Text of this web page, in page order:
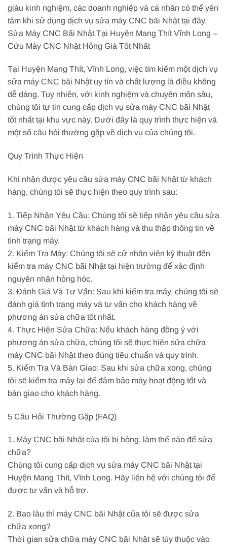
giàu kinh nghiệm, các doanh nghiệp và cá nhân có thể yên
tâm khi sử dụng dịch vụ sửa máy CNC bãi Nhật tại đây.
Sửa Máy CNC Bãi Nhật Tại Huyện Mang Thít Vĩnh Long –
Cứu Máy CNC Nhật Hỏng Giá Tốt Nhất
Tại Huyện Mang Thít, Vĩnh Long, việc tìm kiếm một dịch vụ
sửa máy CNC bãi Nhật uy tín và chất lượng là điều không
dễ dàng. Tuy nhiên, với kinh nghiệm và chuyên môn sâu,
chúng tôi tự tin cung cấp dịch vụ sửa máy CNC bãi Nhật
tốt nhất tại khu vực này. Dưới đây là quy trình thực hiện và
một số câu hỏi thường gặp về dịch vụ của chúng tôi.
Quy Trình Thực Hiện
Khi nhận được yêu cầu sửa máy CNC bãi Nhật từ khách
hàng, chúng tôi sẽ thực hiện theo quy trình sau:
1. Tiếp Nhận Yêu Cầu: Chúng tôi sẽ tiếp nhận yêu cầu sửa
máy CNC bãi Nhật từ khách hàng và thu thập thông tin về
tình trạng máy.
2. Kiểm Tra Máy: Chúng tôi sẽ cử nhân viên kỹ thuật đến
kiểm tra máy CNC bãi Nhật tại hiện trường để xác định
nguyên nhân hỏng hóc.
3. Đánh Giá Và Tư Vấn: Sau khi kiểm tra máy, chúng tôi sẽ
đánh giá tình trạng máy và tư vấn cho khách hàng về
phương án sửa chữa tốt nhất.
4. Thực Hiện Sửa Chữa: Nếu khách hàng đồng ý với
phương án sửa chữa, chúng tôi sẽ thực hiện sửa chữa
máy CNC bãi Nhật theo đúng tiêu chuẩn và quy trình.
5. Kiểm Tra Và Bàn Giao: Sau khi sửa chữa xong, chúng
tôi sẽ kiểm tra máy lại để đảm bảo máy hoạt động tốt và
bàn giao cho khách hàng.
5 Câu Hỏi Thường Gặp (FAQ)
1. Máy CNC bãi Nhật của tôi bị hỏng, làm thế nào để sửa
chữa?
Chúng tôi cung cấp dịch vụ sửa máy CNC bãi Nhật tại
Huyện Mang Thít, Vĩnh Long. Hãy liên hệ với chúng tôi để
được tư vấn và hỗ trợ.
2. Bao lâu thì máy CNC bãi Nhật của tôi sẽ được sửa
chữa xong?
Thời gian sửa chữa máy CNC bãi Nhật sẽ tùy thuộc vào